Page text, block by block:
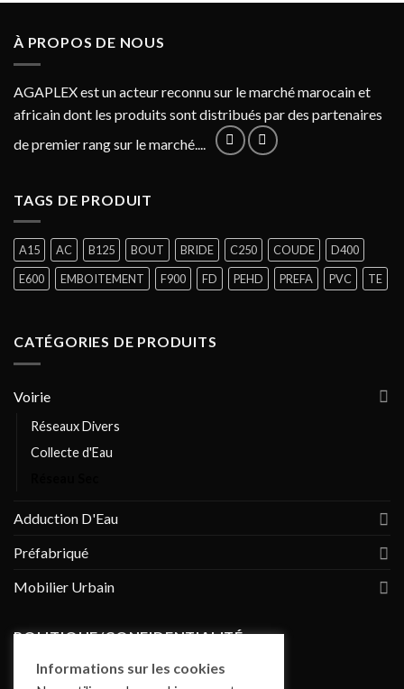
À PROPOS DE NOUS
AGAPLEX est un acteur reconnu sur le marché marocain et
africain dont les produits sont distribués par des partenaires
de premier rang sur le marché....
TAGS DE PRODUIT
A15 AC B125 BOUT BRIDE C250 COUDE
D400
E600
EMBOITEMENT F900 FD PEHD PREFA PVC TE
CATÉGORIES DE PRODUITS
Voirie
Réseaux Divers
Collecte d'Eau
Adduction D'Eau
Préfabriqué
Mobilier Urbain
POLITIQUE/CONFIDENTIALITÉ
Informations sur les cookies